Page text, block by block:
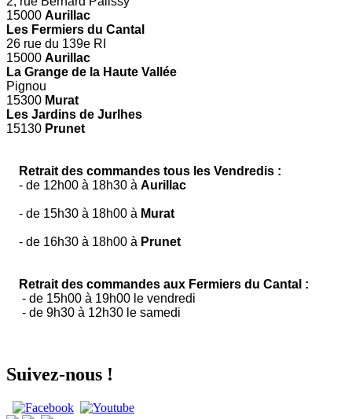
15000 Aurillac
Les Fermiers du Cantal
26 rue du 139e RI
15000 Aurillac
La Grange de la Haute Vallée
Pignou
15300 Murat
Les Jardins de Jurlhes
15130 Prunet
Retrait des commandes tous les Vendredis :
- de 12h00 à 18h30 à Aurillac
- de 15h30 à 18h00 à Murat
- de 16h30 à 18h00 à Prunet
Retrait des commandes aux Fermiers du Cantal :
- de 15h00 à 19h00 le vendredi
- de 9h30 à 12h30 le samedi
Suivez-nous !